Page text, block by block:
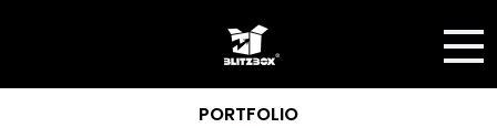
PORTFOLIO